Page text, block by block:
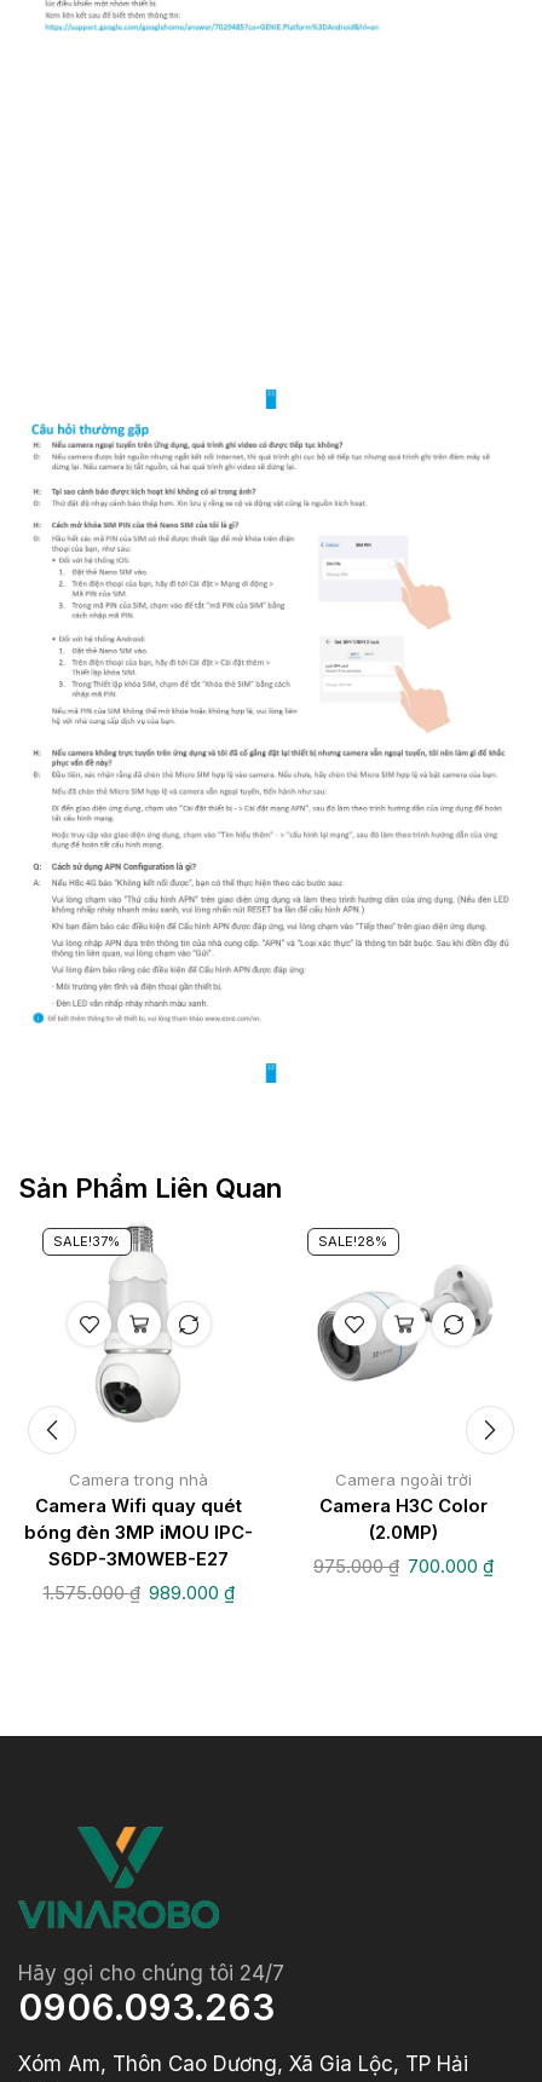
Sản Phẩm Liên Quan
SALE!37%
Camera trong nhà
Camera Wifi quay quét
bóng đèn 3MP iMOU IPC-
S6DP-3M0WEB-E27
1.575.000₫ 989.000 ₫
SALE!28%
Camera ngoài trời
Camera H3C Color
(2.0MP)
975.000₫ 700.000 ₫
Hãy gọi cho chúng tôi 24/7
0906.093.263
Xóm Am, Thôn Cao Dương, Xã Gia Lộc, TP Hải